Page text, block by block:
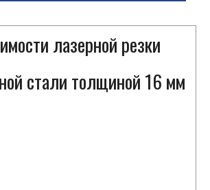
лазерной резки
стали толщиной 16 мм